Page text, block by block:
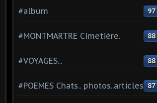
#album 97
#MONTMARTRE Cimetière. 88
#VOYAGES... 88
#POEMES Chats.. photos..articles 87